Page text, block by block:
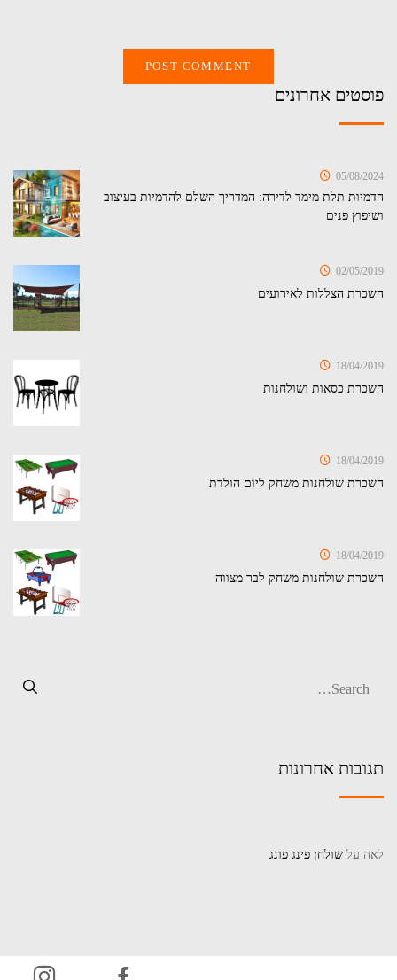
פוסטים אחרונים
05/08/2024
הדמיות תלת מימד לדירה: המדריך השלם להדמיות בעיצוב
ושיפוץ פנים
02/05/2019
השכרת הצללות לאירועים
18/04/2019
השכרת כסאות ושולחנות
18/04/2019
השכרת שולחנות משחק ליום הולדת
18/04/2019
השכרת שולחנות משחק לבר מצווה
תגובות אחרונות
לאהעלשולחן פינג פונג